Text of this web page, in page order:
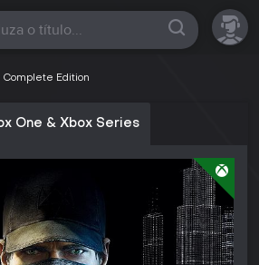
Complete Edition
One & Xbox Series